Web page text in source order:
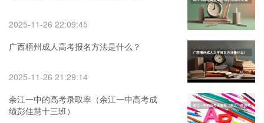
2025-11-26 22:09:45
广西梧州成人高考报名方法是什么？
2025-11-26 21:29:14
余江一中的高考录取率（余江一中高考成
绩彭佳慧十三班）